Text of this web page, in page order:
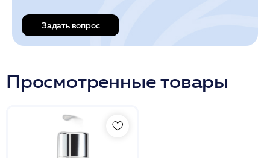
Задать вопрос
Просмотренные товары